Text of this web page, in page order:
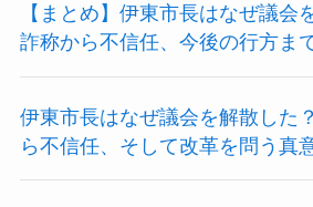
【まとめ】伊東市長はなぜ議会
詐称から不信任、今後の行方ま
伊東市長はなぜ議会を解散した
ら不信任、そして改革を問う真